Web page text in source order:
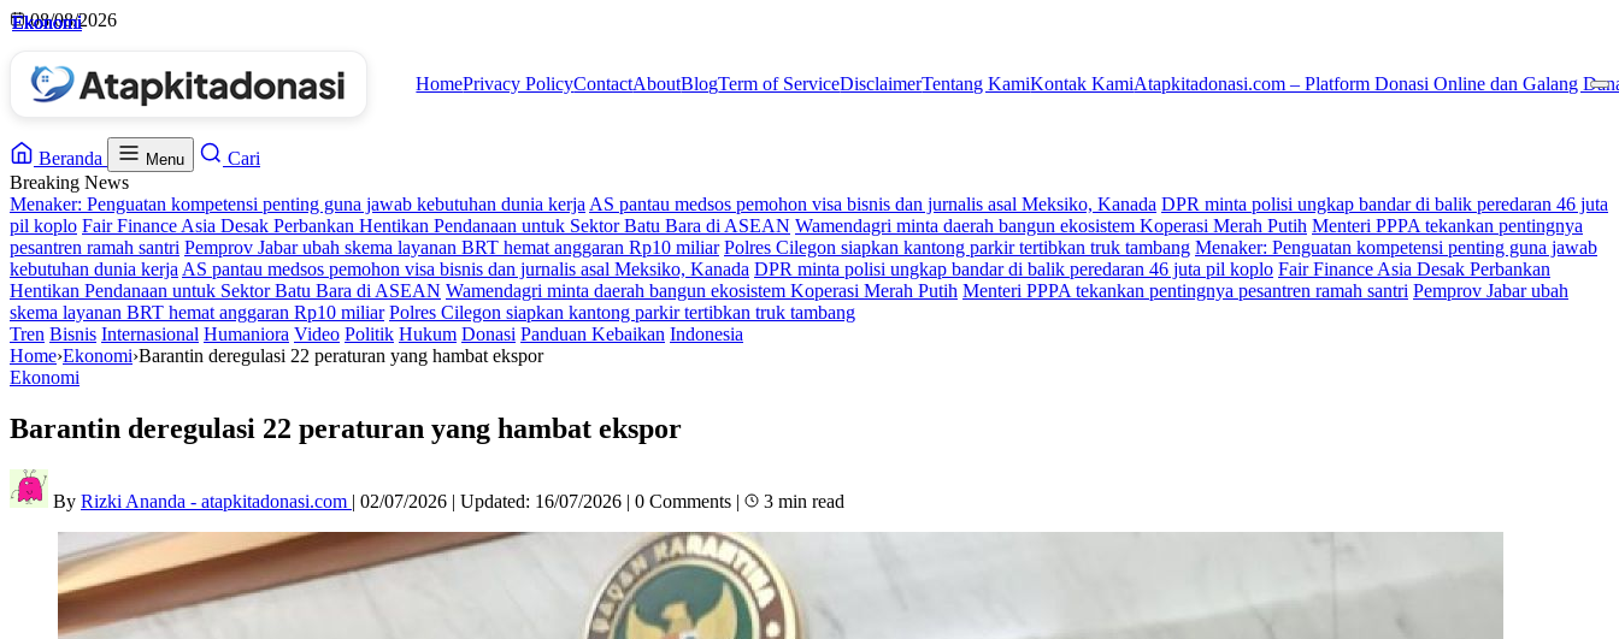
Skip
content
08/08/2026
HomePrivacy PolicyContactAboutBlogTerm of ServiceDisclaimerTentang KamiKontak KamiAtapkitadonasi.com – Platform Donasi Online dan Galang
Beranda Menu
Cari
Breaking News
Menaker: Penguatan kompetensi penting guna jawab kebutuhan dunia kerja AS pantau medsos pemohon visa bisnis dan jurnalis asal Meksiko, Kanada DPR minta polisi ungkap bandar di balik peredaran 46 juta
pil koplo Fair Finance Asia Desak Perbankan Hentikan Pendanaan untuk Sektor Batu Bara di ASEAN Wamendagri minta daerah bangun ekosistem Koperasi Merah Putih Menteri PPPA tekankan pentingnya
pesantren ramah santri Pemprov Jabar ubah skema layanan BRT hemat anggaran Rp10 miliar Polres Cilegon siapkan kantong parkir tertibkan truk tambang Menaker: Penguatan kompetensi penting guna jawab
kebutuhan dunia kerja AS pantau medsos pemohon visa bisnis dan jurnalis asal Meksiko, Kanada DPR minta polisi ungkap bandar di balik peredaran 46 juta pil koplo Fair Finance Asia Desak Perbankan
Hentikan Pendanaan untuk Sektor Batu Bara di ASEAN Wamendagri minta daerah bangun ekosistem Koperasi Merah Putih Menteri PPPA tekankan pentingnya pesantren ramah santri Pemprov Jabar ubah
skema layanan BRT hemat anggaran Rp10 miliar Polres Cilegon siapkan kantong parkir tertibkan truk tambang
Tren Bisnis Internasional Humaniora Video Politik Hukum Donasi Panduan Kebaikan Indonesia
Home›Ekonomi›Barantin deregulasi 22 peraturan yang hambat ekspor
Ekonomi
Barantin deregulasi 22 peraturan yang hambat ekspor
By Rizki Ananda - atapkitadonasi.com | 02/07/2026 | Updated: 16/07/2026 | 0 Comments | 3 min read
Ekonomi
Ekonomi
Ekonomi
Ekonomi